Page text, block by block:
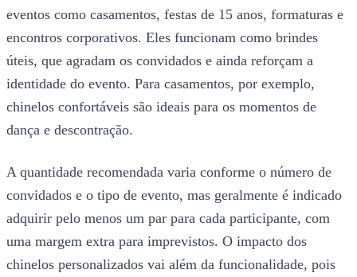
eventos como casamentos, festas de 15 anos, formaturas e
encontros corporativos. Eles funcionam como brindes
úteis, que agradam os convidados e ainda reforçam a
identidade do evento. Para casamentos, por exemplo,
chinelos confortáveis são ideais para os momentos de
dança e descontração.
A quantidade recomendada varia conforme o número de
convidados e o tipo de evento, mas geralmente é indicado
adquirir pelo menos um par para cada participante, com
uma margem extra para imprevistos. O impacto dos
chinelos personalizados vai além da funcionalidade, pois